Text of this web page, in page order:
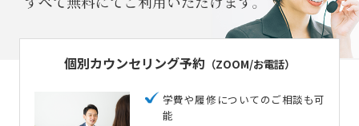
個別カウンセリング予約 （ZOOM/お電話）
学費や履修についてのご相談も可
能